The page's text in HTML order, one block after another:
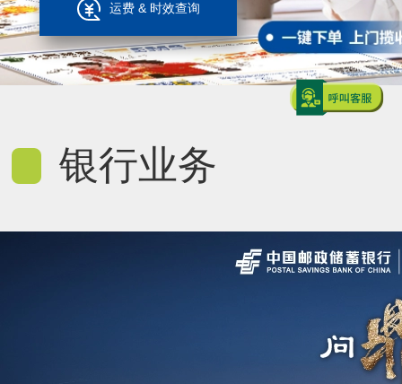
运费 & 时效查询
银行业务